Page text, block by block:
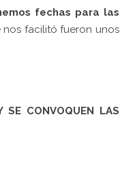
fechas para las
nos facilitó fueron unos
SE CONVOQUEN LAS